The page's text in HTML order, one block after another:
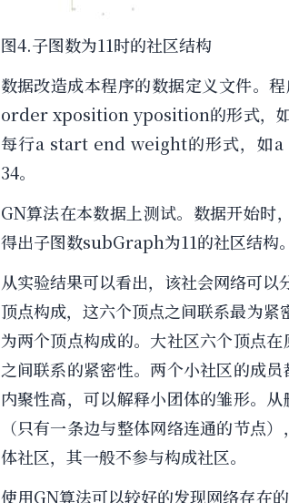
图4.子图数为11时的社区结构
数据改造成本程序的数据定义文件。
order xposition yposition的形式，如
每行a start end weight的形式，如a
34。
GN算法在本数据上测试。数据开始时
得出子图数subGraph为11的社区结构
从实验结果可以看出，该社会网络可
顶点构成，这六个顶点之间联系最为
为两个顶点构成的。大社区六个顶点
之间联系的紧密性。两个小社区的成
内聚性高，可以解释小团体的雏形。
（只有一条边与整体网络连通的节点
体社区，其一般不参与构成社区。
使用GN算法可以较好的发现网络存在